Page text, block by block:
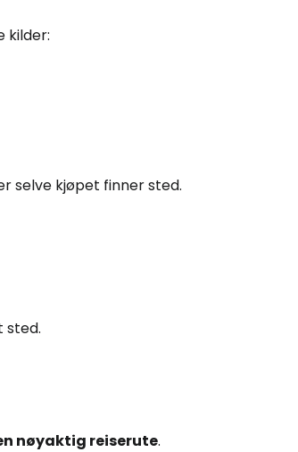
kilder:
selve kjøpet finner sted.
sted.
nøyaktig reiserute.